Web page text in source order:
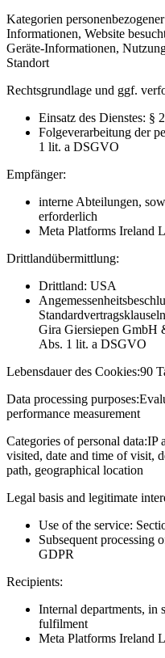
Kategorien
Informationen, Website
Geräte-Informationen,
Standort
Rechtsgrundlage und ggf.
Einsatz des Dienstes: §
Folgeverarbeitung der
1 lit. a DSGVO
Empfänger:
interne Abteilungen,
erforderlich
Meta Platforms Ireland
Drittlandübermittlung:
Drittland: USA
Gira Giersiepen GmbH
Abs. 1 lit. a DSGVO
Lebensdauer des Cookies:90
Data processing purposes:
performance measurement
Categories of personal data:IP
visited, date and time of visit,
path, geographical location
Legal basis and legitimate
Use of the service:
Subsequent processing
GDPR
Recipients:
Internal departments, in
fulfilment
Meta Platforms Ireland